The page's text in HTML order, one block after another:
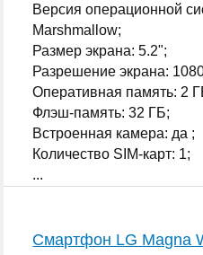
Версия операционной
Marshmallow;
Размер экрана: 5.2";
Разрешение экрана:
Оперативная память: 2
Флэш-память: 32 ГБ;
Встроенная камера: да ;
Количество SIM-карт: 1;
...
Смартфон LG Magna